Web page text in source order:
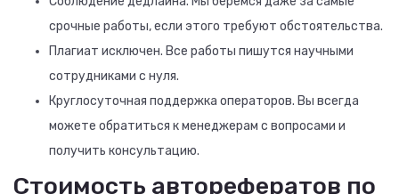
срочные работы, если этого требуют обстоятельства.
Плагиат исключен. Все работы пишутся научными
сотрудниками с нуля.
Круглосуточная поддержка операторов. Вы всегда
можете обратиться к менеджерам с вопросами и
получить консультацию.
Стоимость авторефератов по